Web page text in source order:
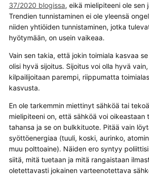
37/2020 blogissa, eikä mielipiteeni ole sen
Trendien tunnistaminen ei ole yleensä
niiden yhtiöiden tunnistaminen, jotka
hyötymään, on usein vaikeaa.
Vain sen takia, että jokin toimiala kasvaa
olisi hyvä sijoitus. Sijoitus voi olla hyvä
kilpailijoitaan parempi, riippumatta
kasvusta.
En ole tarkemmin miettinyt sähköä tai
mielipiteeni on, että sähköä voi oikeastaan
tahansa ja se on bulkkituote. Pitää vain
syöttöenergiaa (tuuli, koski, aurinko,
muu polttoaine). Näiden ero syntyy
siitä, mitä tuetaan ja mitä rangaistaan
oletettavasti jokainen varteenotettava